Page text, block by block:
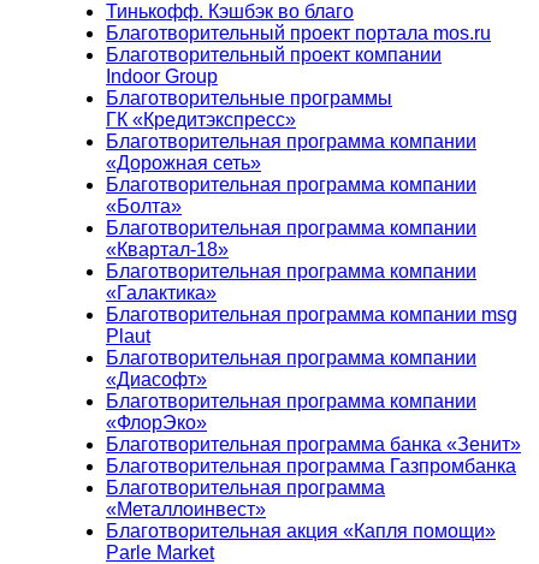
Тинькофф. Кэшбэк во благо
Благотворительный проект портала mos.ru
Благотворительный проект компании
Indoor Group
Благотворительные программы
ГК «Кредитэкспресс»
Благотворительная программа компании
«Дорожная сеть»
Благотворительная программа компании
«Болта»
Благотворительная программа компании
«Квартал-18»
Благотворительная программа компании
«Галактика»
Благотворительная программа компании msg
Plaut
Благотворительная программа компании
«Диасофт»
Благотворительная программа компании
«ФлорЭко»
Благотворительная программа банка «Зенит»
Благотворительная программа Газпромбанка
Благотворительная программа
«Металлоинвест»
Благотворительная акция «Капля помощи»
Parle Market